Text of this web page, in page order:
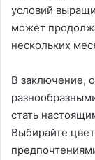
условий
может
нескольких
В заключение,
стать
Выбирайте